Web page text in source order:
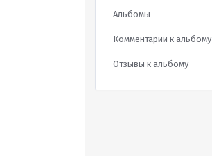
Альбомы
Комментарии к альбому
Отзывы к альбому